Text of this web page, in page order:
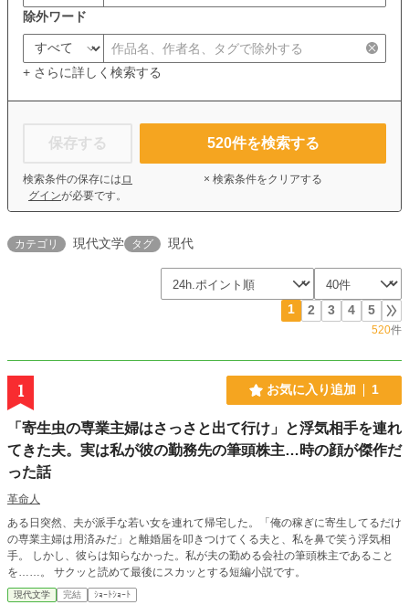
除外ワード
+ さらに詳しく検索する
保存する
検索条件の保存には ロ
グインが必要です。
520件を検索する
× 検索条件をクリアする
カテゴリ 現代文学 タグ 現代
1 2 3 4 5
520件
1 お気に入り追加 1
「寄生虫の専業主婦はさっさと出て行け」と浮気相手を連れ
てきた夫。実は私が彼の勤務先の筆頭株主…時の顔が傑作だ
った話
革命人
ある日突然、夫が派手な若い女を連れて帰宅した。「俺の稼ぎに寄生してるだけ
の専業主婦は用済みだ」と離婚届を叩きつけてくる夫と、私を鼻で笑う浮気相
手。 しかし、彼らは知らなかった。私が夫の勤める会社の筆頭株主であること
を……。 サクッと読めて最後にスカッとする短編小説です。
現代文学 完結 ｼｮｰﾄｼｮｰﾄ